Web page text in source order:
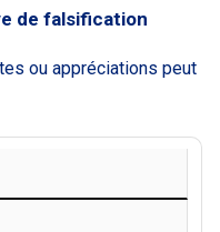
de falsification
ou appréciations peut